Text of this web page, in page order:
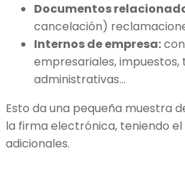
Documentos
cancelación)
Internos de empresa:
empresariales,
administrativas…
Esto da una pequeña muestra
la firma electrónica, teniendo
adicionales.